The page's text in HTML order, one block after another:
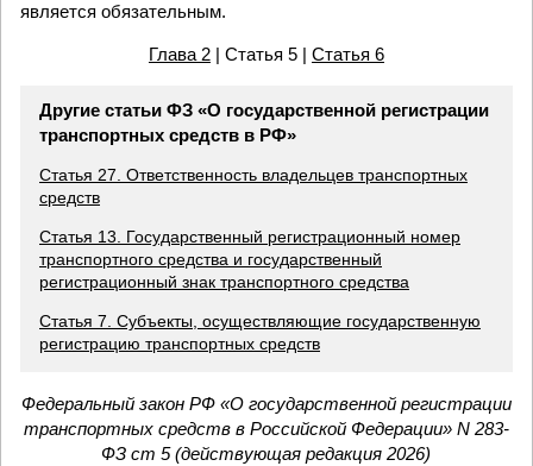
является обязательным.
Глава 2| Статья 5 | Статья 6
Другие статьи ФЗ «О государственной регистрации
транспортных средств в РФ»
Статья 27. Ответственность владельцев транспортных
средств
Статья 13. Государственный регистрационный номер
транспортного средства и государственный
регистрационный знак транспортного средства
Статья 7. Субъекты, осуществляющие государственную
регистрацию транспортных средств
Федеральный закон РФ «О государственной регистрации
транспортных средств в Российской Федерации» N 283-
ФЗ ст 5 (действующая редакция 2026)